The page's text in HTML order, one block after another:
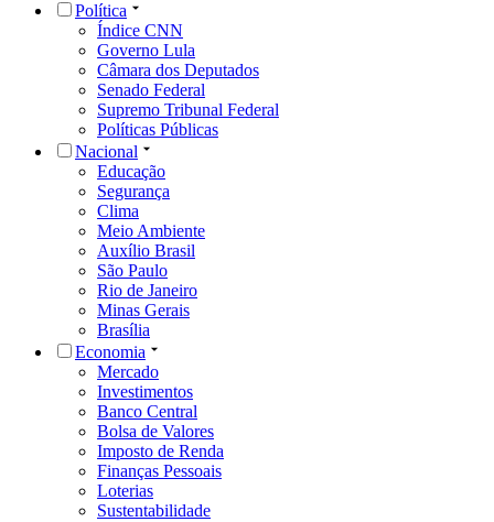
Política
Índice CNN
Governo Lula
Câmara dos Deputados
Senado Federal
Supremo Tribunal Federal
Políticas Públicas
Nacional
Educação
Segurança
Clima
Meio Ambiente
Auxílio Brasil
São Paulo
Rio de Janeiro
Minas Gerais
Brasília
Economia
Mercado
Investimentos
Banco Central
Bolsa de Valores
Imposto de Renda
Finanças Pessoais
Loterias
Sustentabilidade